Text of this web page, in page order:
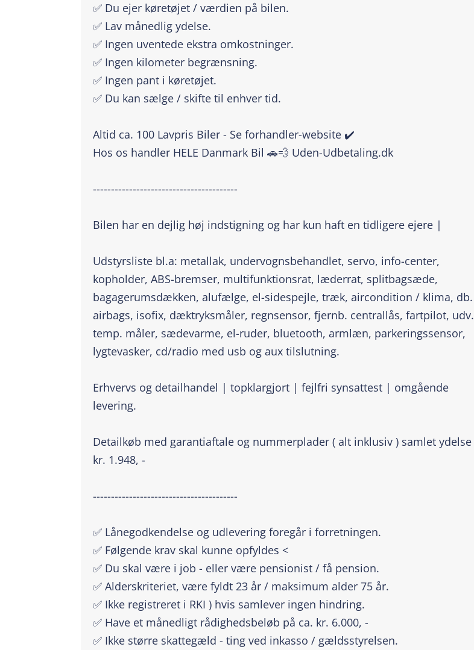
✅ Du ejer køretøjet / værdien på bilen.
✅ Lav månedlig ydelse.
✅ Ingen uventede ekstra omkostninger.
✅ Ingen kilometer begrænsning.
✅ Ingen pant i køretøjet.
✅ Du kan sælge / skifte til enhver tid.
Altid ca. 100 Lavpris Biler - Se forhandler-website ✔️
Hos os handler HELE Danmark Bil 🚗💨 Uden-Udbetaling.dk
----------------------------------------
Bilen har en dejlig høj indstigning og har kun haft en tidligere ejere |
Udstyrsliste bl.a: metallak, undervognsbehandlet, servo, info-center,
kopholder, ABS-bremser, multifunktionsrat, læderrat, splitbagsæde,
bagagerumsdækken, alufælge, el-sidespejle, træk, aircondition / klima, db.
airbags, isofix, dæktryksmåler, regnsensor, fjernb. centrallås, fartpilot, udv.
temp. måler, sædevarme, el-ruder, bluetooth, armlæn, parkeringssensor,
lygtevasker, cd/radio med usb og aux tilslutning.
Erhvervs og detailhandel | topklargjort | fejlfri synsattest | omgående
levering.
Detailkøb med garantiaftale og nummerplader ( alt inklusiv ) samlet ydelse
kr. 1.948, -
----------------------------------------
✅ Lånegodkendelse og udlevering foregår i forretningen.
✅ Følgende krav skal kunne opfyldes <
✅ Du skal være i job - eller være pensionist / få pension.
✅ Alderskriteriet, være fyldt 23 år / maksimum alder 75 år.
✅ Ikke registreret i RKI ) hvis samlever ingen hindring.
✅ Have et månedligt rådighedsbeløb på ca. kr. 6.000, -
✅ Ikke større skattegæld - ting ved inkasso / gældsstyrelsen.